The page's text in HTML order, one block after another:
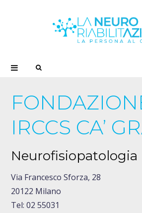
h
IRCCS CA’
Neurofisiopatologia
Via Francesco Sforza, 28
20122 Milano
Tel: 02 55031